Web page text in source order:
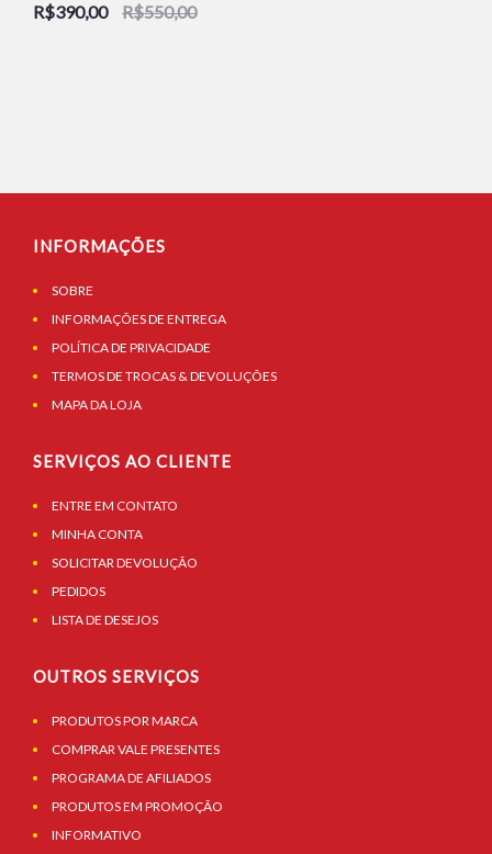
R$390,00 R$550,00
INFORMAÇÕES
SOBRE
INFORMAÇÕES DE ENTREGA
POLÍTICA DE PRIVACIDADE
TERMOS DE TROCAS & DEVOLUÇÕES
MAPA DA LOJA
SERVIÇOS AO CLIENTE
ENTRE EM CONTATO
MINHA CONTA
SOLICITAR DEVOLUÇÃO
PEDIDOS
LISTA DE DESEJOS
OUTROS SERVIÇOS
PRODUTOS POR MARCA
COMPRAR VALE PRESENTES
PROGRAMA DE AFILIADOS
PRODUTOS EM PROMOÇÃO
INFORMATIVO